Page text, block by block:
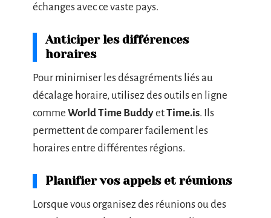
échanges avec ce vaste pays.
Anticiper les différences
horaires
Pour minimiser les désagréments liés au
décalage horaire, utilisez des outils en ligne
comme World Time BuddyetTime.is. Ils
permettent de comparer facilement les
horaires entre différentes régions.
Planifier vos appels et réunions
Lorsque vous organisez des réunions ou des